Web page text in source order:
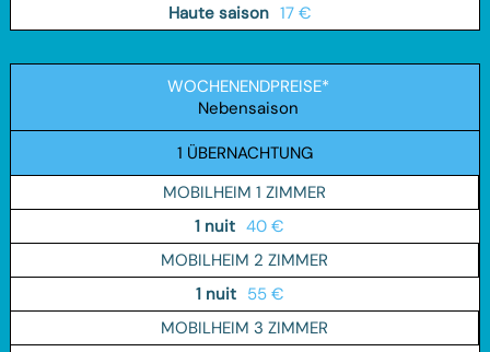
17 €
WOCHENENDPREISE*
Nebensaison
1 ÜBERNACHTUNG
MOBILHEIM 1 ZIMMER
40 €
MOBILHEIM 2 ZIMMER
55 €
MOBILHEIM 3 ZIMMER